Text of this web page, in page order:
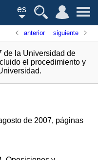
es
anterior siguiente
de la Universidad de
el procedimiento y
de 2007, páginas